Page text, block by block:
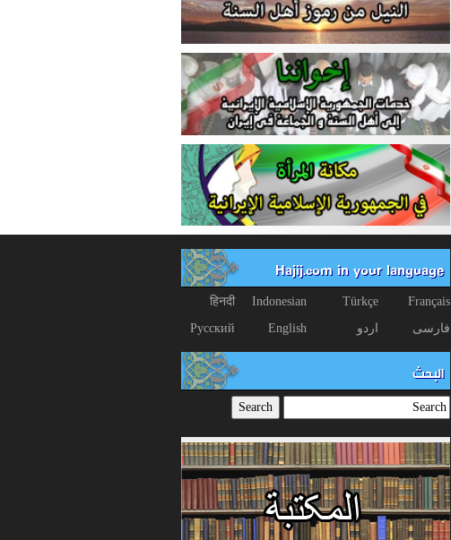
Hajij.com in your language
Français
Türkçe
Indonesian
हिनदी
فارسی
اردو English
Русский
البحث